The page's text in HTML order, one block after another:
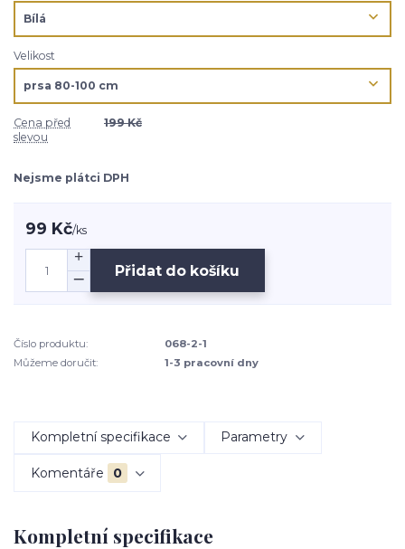
Velikost
Cena před
slevou
199 Kč
Nejsme plátci DPH
99 Kč/ks
Přidat do košíku
Číslo produktu:
068-2-1
Můžeme doručit:
1-3 pracovní dny
Kompletní specifikace Parametry
Komentáře 0
Kompletní specifikace